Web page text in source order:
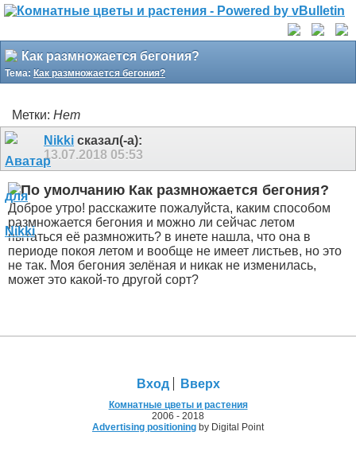
Как размножается бегония?
Тема: Как размножается бегония?
Метки: Нет
Nikki сказал(-а):
13.07.2018 05:53
Как размножается бегония?
Доброе утро! расскажите пожалуйста, каким способом
размножается бегония и можно ли сейчас летом
пытаться её размножить? в инете нашла, что она в
периоде покоя летом и вообще не имеет листьев, но это
не так. Моя бегония зелёная и никак не изменилась,
может это какой-то другой сорт?
Вход Вверх
Комнатные цветы и растения
2006 - 2018
Advertising positioning by Digital Point